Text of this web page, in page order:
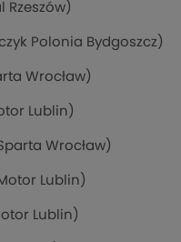
Rzeszów)
Polonia Bydgoszcz)
Wrocław)
Lublin)
Wrocław)
Lublin)
Lublin)